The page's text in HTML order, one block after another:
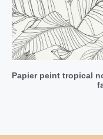
Papier peint tropical